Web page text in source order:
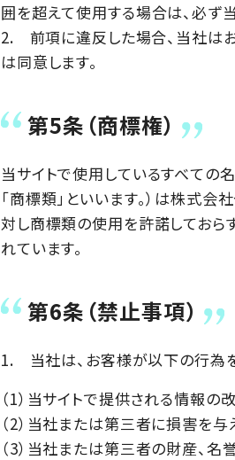
囲を超えて使用する場合は、必ず
2. 前項に違反した場合、当社は
は同意します。
第5条（商標権）
当サイトで使用しているすべての名
「商標類」といいます。）は株式
対し商標類の使用を許諾しておら
れています。
第6条（禁止事項）
1. 当社は、お客様が以下の行為を
（1）当サイトで提供される情報の
（2）当社または第三者に損害を
（3）当社または第三者の財産、